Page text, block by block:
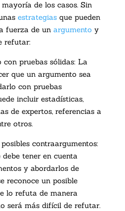
de los casos. Sin
estrategiasque pueden
fuerza de un argumento y
refutar:
pruebas sólidas: La
que un argumento sea
con pruebas
incluir estadísticas,
de expertos, referencias a
otros.
contraargumentos:
tener en cuenta
y abordarlos de
reconoce un posible
lo refuta de manera
será más difícil de refutar.